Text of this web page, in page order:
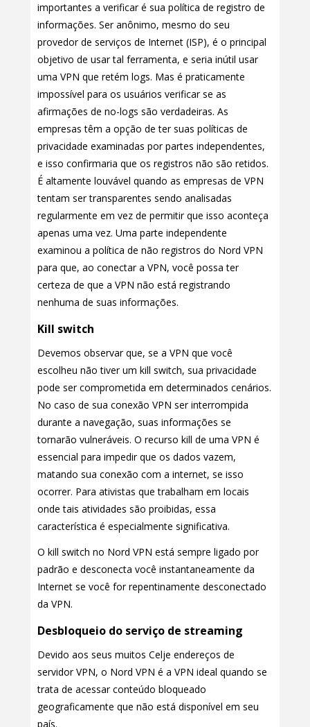
importantes a verificar é sua política de registro de
informações. Ser anônimo, mesmo do seu
provedor de serviços de Internet (ISP), é o principal
objetivo de usar tal ferramenta, e seria inútil usar
uma VPN que retém logs. Mas é praticamente
impossível para os usuários verificar se as
afirmações de no-logs são verdadeiras. As
empresas têm a opção de ter suas políticas de
privacidade examinadas por partes independentes,
e isso confirmaria que os registros não são retidos.
É altamente louvável quando as empresas de VPN
tentam ser transparentes sendo analisadas
regularmente em vez de permitir que isso aconteça
apenas uma vez. Uma parte independente
examinou a política de não registros do Nord VPN
para que, ao conectar a VPN, você possa ter
certeza de que a VPN não está registrando
nenhuma de suas informações.
Kill switch
Devemos observar que, se a VPN que você
escolheu não tiver um kill switch, sua privacidade
pode ser comprometida em determinados cenários.
No caso de sua conexão VPN ser interrompida
durante a navegação, suas informações se
tornarão vulneráveis. O recurso kill de uma VPN é
essencial para impedir que os dados vazem,
matando sua conexão com a internet, se isso
ocorrer. Para ativistas que trabalham em locais
onde tais atividades são proibidas, essa
característica é especialmente significativa.
O kill switch no Nord VPN está sempre ligado por
padrão e desconecta você instantaneamente da
Internet se você for repentinamente desconectado
da VPN.
Desbloqueio do serviço de streaming
Devido aos seus muitos Celje endereços de
servidor VPN, o Nord VPN é a VPN ideal quando se
trata de acessar conteúdo bloqueado
geograficamente que não está disponível em seu
país.